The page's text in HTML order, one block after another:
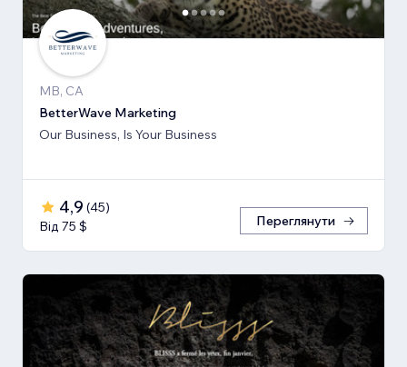
MB, CA
BetterWave Marketing
Our Business, Is Your Business
4,9 (45)
Від 75 $
Переглянути